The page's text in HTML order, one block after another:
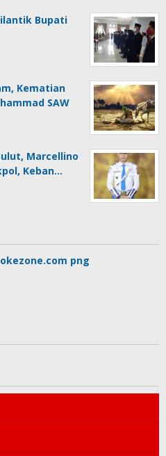
Bupati
Kematian
SAW
Marcellino
Keban…